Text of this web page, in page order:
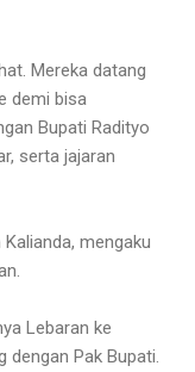
Mereka datang
demi bisa
Bupati Radityo
serta jajaran
mengaku
Lebaran ke
dengan Pak Bupati.